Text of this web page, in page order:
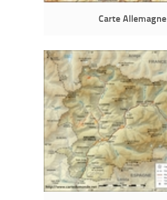
Carte Allemagne